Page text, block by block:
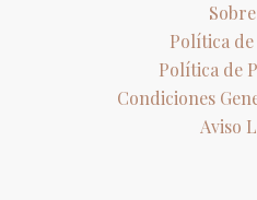
Política
Política de
Condiciones
Aviso